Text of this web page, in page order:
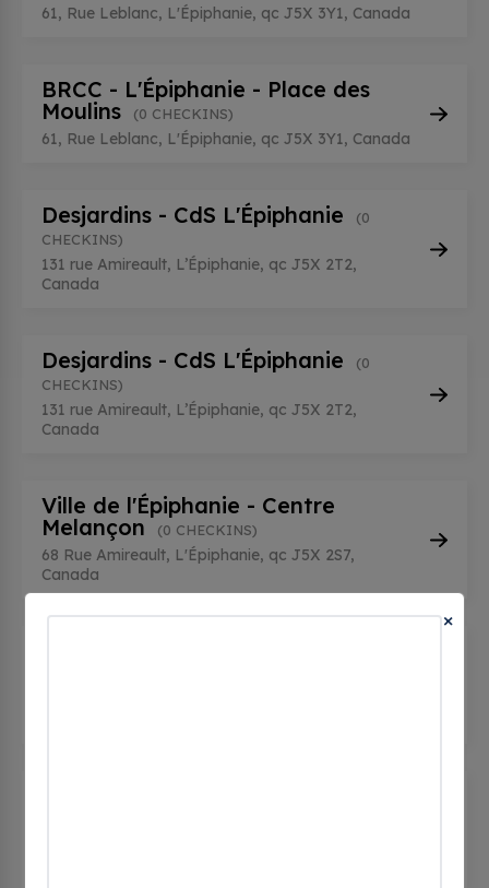
61, Rue Leblanc, L'Épiphanie, qc J5X 3Y1, Canada
BRCC - L'Épiphanie - Place des
Moulins
(0 CHECKINS)
61, Rue Leblanc, L'Épiphanie, qc J5X 3Y1, Canada
Desjardins - CdS L'Épiphanie
(0
CHECKINS)
131 rue Amireault, L’Épiphanie, qc J5X 2T2,
Canada
Desjardins - CdS L'Épiphanie
(0
CHECKINS)
131 rue Amireault, L’Épiphanie, qc J5X 2T2,
Canada
Ville de l'Épiphanie - Centre
Melançon (0 CHECKINS)
68 Rue Amireault, L'Épiphanie, qc J5X 2S7,
Canada
×